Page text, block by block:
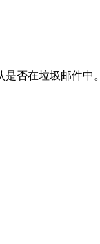
否在垃圾邮件中。